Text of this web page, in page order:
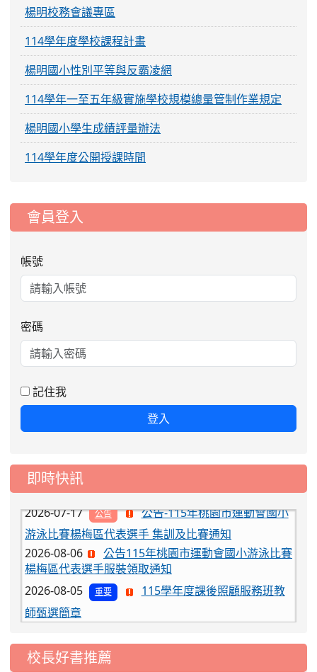
楊明校務會議專區
114學年度學校課程計畫
楊明國小性別平等與反霸凌網
114學年一至五年級實施學校規模總量管制作業規定
楊明國小學生成績評量辦法
114學年度公開授課時間
::: 會員登入
帳號
密碼
記住我
登入
即時快訊
2026-08-06
楊梅區代表選手服裝領取通知
2026-08-05
重要
115學年度課後照顧服務班教
師甄選簡章
115學年度一、三、五年級常
態編班結果公告
工車輛臨停」一案，請各位用路人留意
2026-07-17
公告-115年桃園市運動會國小
游泳比賽楊梅區代表選手 集訓及比賽通知
2026-08-06
公告115年桃園市運動會國小游泳比賽
楊梅區代表選手服裝領取通知
2026-08-05
重要
115學年度課後照顧服務班教
師甄選簡章
2026-08-03
重要
115學年度一、三、五年級常
態編班結果公告
2026-07-31
公告
校長好書推薦